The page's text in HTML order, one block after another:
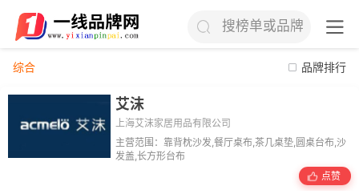
搜榜单或品牌
品牌排行
综合
艾沫
上海艾沫家居用品有限公司
主营范围：靠背枕沙发,餐厅桌布,茶几桌垫,圆桌台布,沙
发盖,长方形台布
点赞